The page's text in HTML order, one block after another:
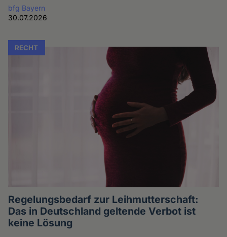
bfg Bayern
30.07.2026
RECHT
Regelungsbedarf zur Leihmutterschaft:
Das in Deutschland geltende Verbot ist
keine Lösung